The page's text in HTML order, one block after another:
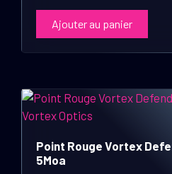
Ajouter au panier
Point Rouge Vortex
5Moa